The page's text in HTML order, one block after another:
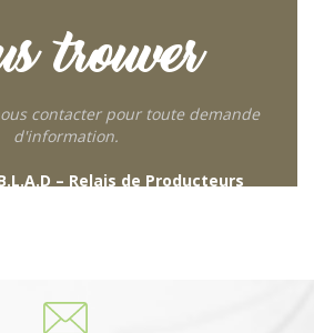
trouver
contacter pour toute demande
d'information.
B.L.A.D – Relais de Producteurs